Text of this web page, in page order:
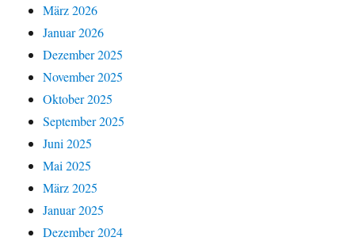
März 2026
Januar 2026
Dezember 2025
November 2025
Oktober 2025
September 2025
Juni 2025
Mai 2025
März 2025
Januar 2025
Dezember 2024